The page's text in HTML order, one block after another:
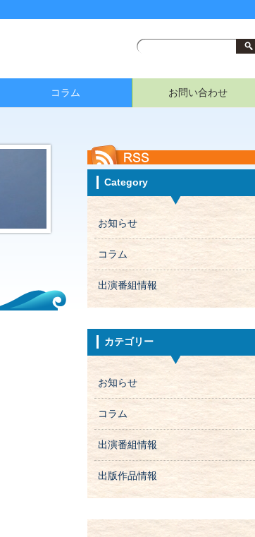
コラム お問い合わせ
Category
お知らせ
コラム
出演番組情報
カテゴリー
お知らせ
コラム
出演番組情報
出版作品情報